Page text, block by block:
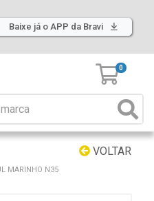
Baixe já o APP da Bravi
0
VOLTAR
MARINHO N35